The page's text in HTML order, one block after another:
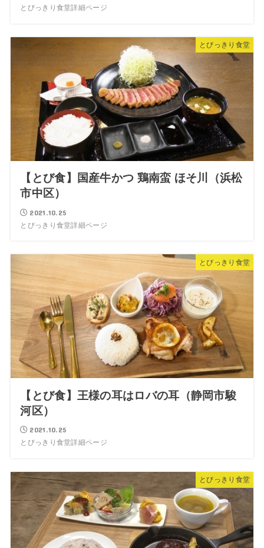
とびっきり食堂詳細ページ
とびっきり食堂
【とび食】国産牛かつ 鶏南蛮 ほそ川（浜松
市中区）
2021.10.25
とびっきり食堂詳細ページ
とびっきり食堂
【とび食】王様の耳はロバの耳（静岡市駿
河区）
2021.10.25
とびっきり食堂詳細ページ
とびっきり食堂